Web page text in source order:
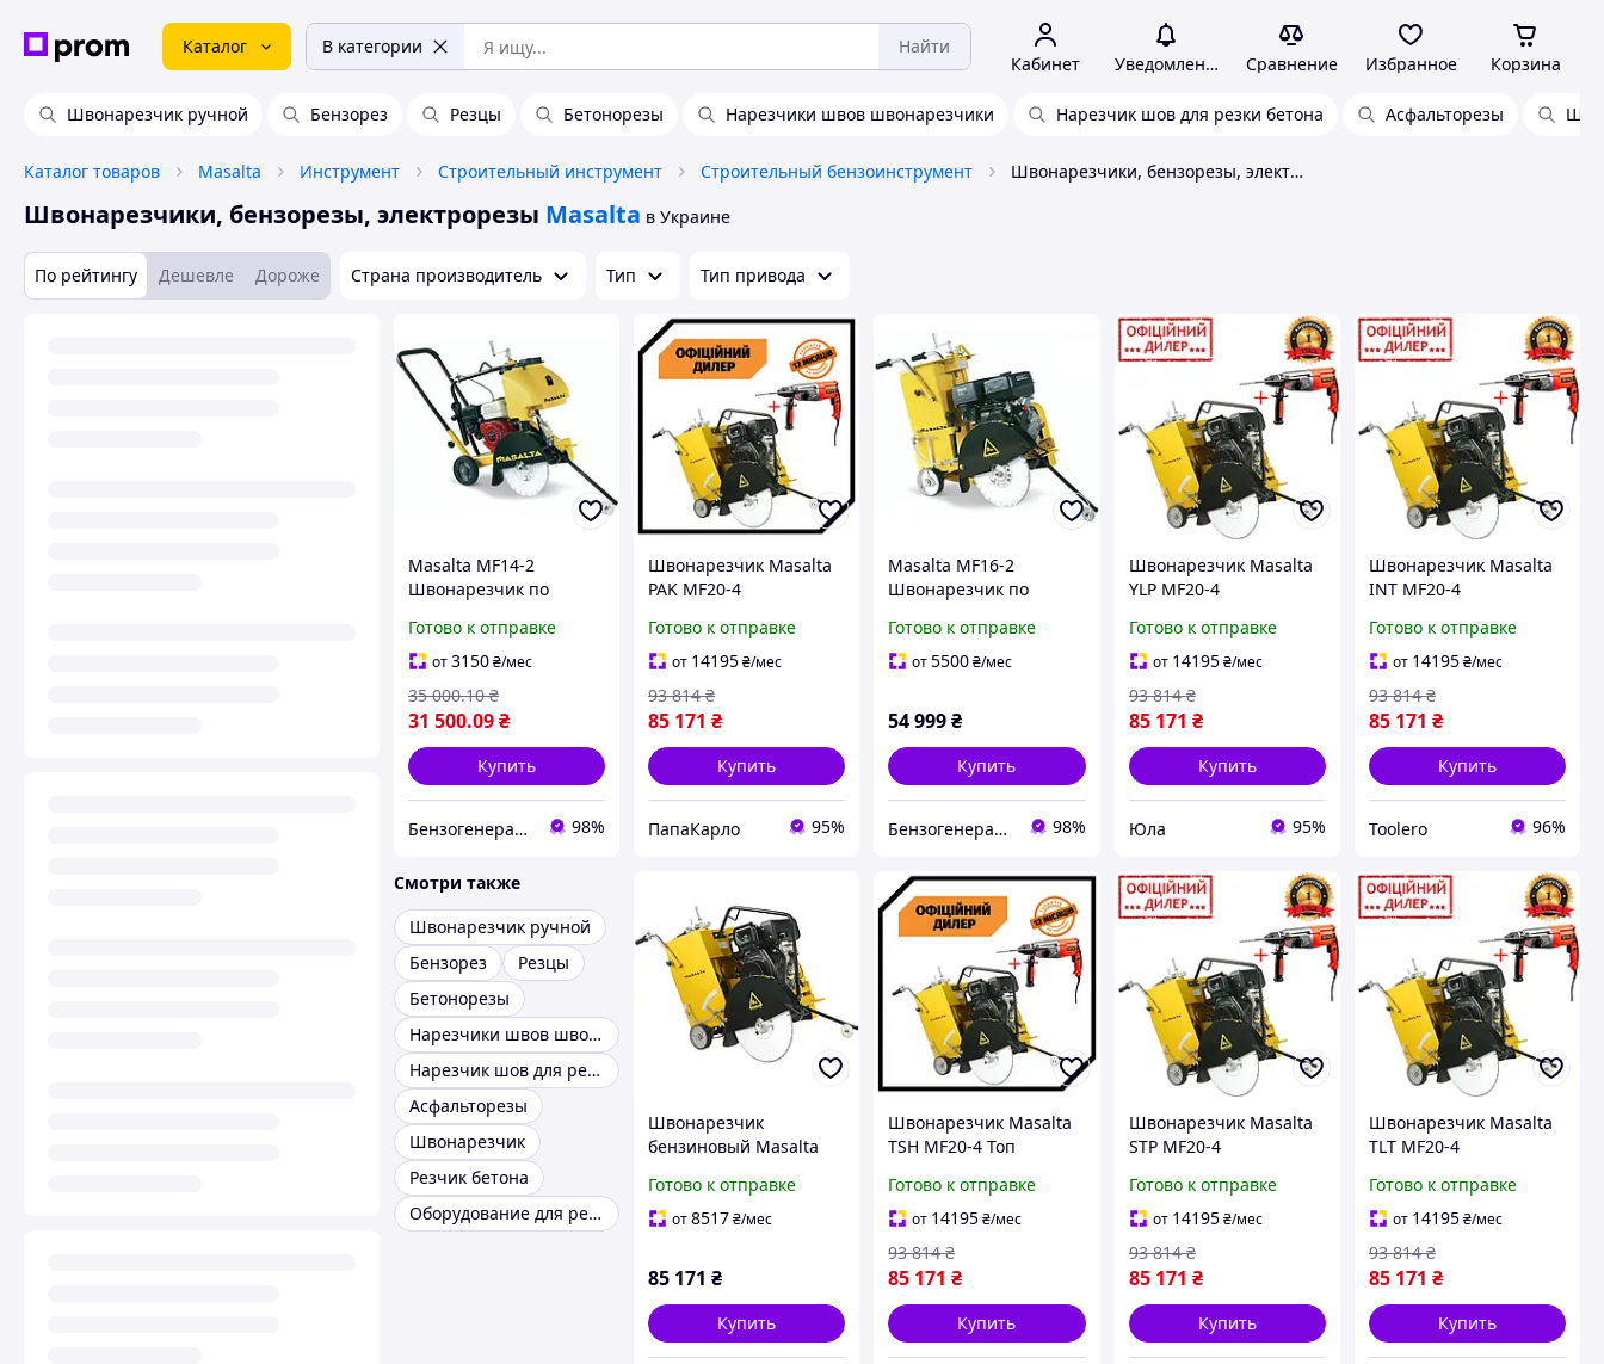
Каталог В категории Найти
Кабинет Уведомления Сравнение Избранное Корзина
Швонарезчик ручной Бензорез Резцы Бетонорезы Нарезчики швов швонарезчики Нарезчик шов для резки бетона Асфальторезы
Каталог товаров Masalta Инструмент Строительный инструмент Строительный бензоинструмент Швонарезчики, бензорезы, электрорезы Masalta
Швонарезчики, бензорезы, электрорезы Masalta в Украине
По рейтингу Дешевле Дороже Страна производитель Тип Тип привода
Masalta MF14-2
Швонарезчик по
Глубина реза 9 см.
Двигатель Loncin
Готово к отправке
от3150₴/мес
31 500.09₴
35 000.10 ₴
Купить
Бензогенератор 98%
Швонарезчик Masalta
PAK MF20-4
Готово к отправке
от 14195₴/мес
85 171 ₴
93 814 ₴
Купить
ПапаКарло 95%
Masalta MF16-2
Швонарезчик по
Глубина реза 14 см.
Диск 400 мм
Готово к отправке
от5500₴/мес
54 999₴
Купить
Бензогенератор 98%
Швонарезчик Masalta
YLP MF20-4
Готово к отправке
от 14195 ₴/мес
85 171 ₴
93 814 ₴
Купить
Юла 95%
Швонарезчик Masalta
INT MF20-4
Готово к отправке
от 14195₴/мес
85 171 ₴
93 814 ₴
Купить
Toolero 96%
Смотри также
Швонарезчик ручной
Бензорез
Резцы
Бетонорезы
Нарезчики швов швонарезчики
Нарезчик шов для резки бетона
Асфальторезы
Швонарезчик
Резчик бетона
Оборудование для резки бетона
Швонарезчик
бензиновый Masalta
Готово к отправке
от8517₴/мес
85 171 ₴
Купить
Швонарезчик Masalta
TSH MF20-4 Топ
Готово к отправке
от 14195₴/мес
85 171 ₴
93 814 ₴
Купить
Швонарезчик Masalta
STP MF20-4
Готово к отправке
от 14195 ₴/мес
85 171 ₴
93 814 ₴
Купить
Швонарезчик Masalta
TLT MF20-4
Готово к отправке
от 14195₴/мес
85 171 ₴
93 814 ₴
Купить